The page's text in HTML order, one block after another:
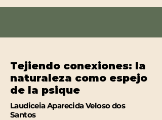
Tejiendo conexiones: la
naturaleza como espejo
de la psique
Laudiceia Aparecida Veloso dos
Santos